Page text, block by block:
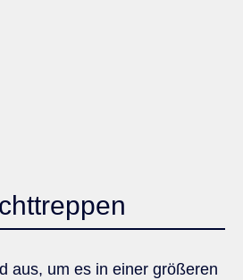
aus, um es in einer größeren